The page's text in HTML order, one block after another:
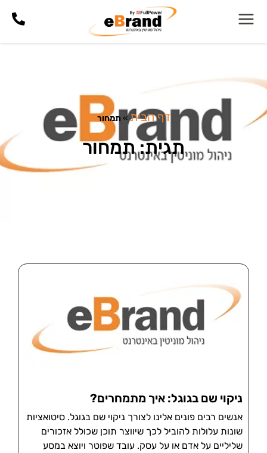
דף הבית» תמחור
תגית: תמחור
ניקוי שם בגוגל: איך מתמחרים?
אנשים רבים פונים אלינו לצורך ניקוי שם בגוגל. סיטואציות
שונות עלולות להוביל לכך שיווצר תוכן שכולל אזכורים
שליליים על אדם או על עסק. עובד שפוטר ויוצא במסע